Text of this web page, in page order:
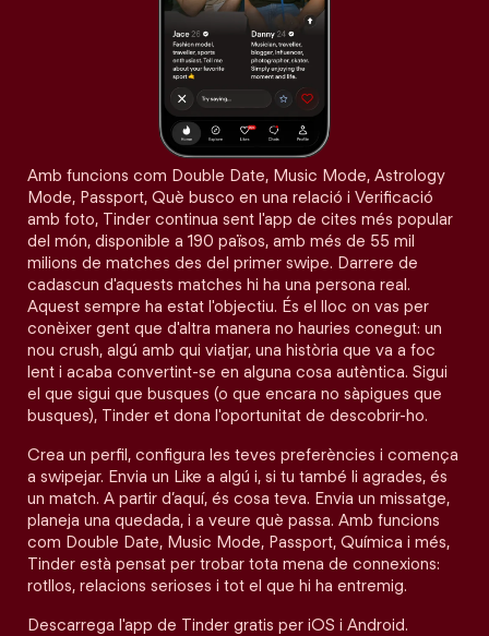
Amb funcions com Double Date, Music Mode, Astrology
Mode, Passport, Què busco en una relació i Verificació
amb foto, Tinder continua sent l'app de cites més popular
del món, disponible a 190 països, amb més de 55 mil
milions de matches des del primer swipe. Darrere de
cadascun d'aquests matches hi ha una persona real.
Aquest sempre ha estat l'objectiu. És el lloc on vas per
conèixer gent que d'altra manera no hauries conegut: un
nou crush, algú amb qui viatjar, una història que va a foc
lent i acaba convertint-se en alguna cosa autèntica. Sigui
el que sigui que busques (o que encara no sàpigues que
busques), Tinder et dona l'oportunitat de descobrir-ho.
Crea un perfil, configura les teves preferències i comença
a swipejar. Envia un Like a algú i, si tu també li agrades, és
un match. A partir d’aquí, és cosa teva. Envia un missatge,
planeja una quedada, i a veure què passa. Amb funcions
com Double Date, Music Mode, Passport, Química i més,
Tinder està pensat per trobar tota mena de connexions:
rotllos, relacions serioses i tot el que hi ha entremig.
Descarrega l'app de Tinder gratis per iOS i Android.